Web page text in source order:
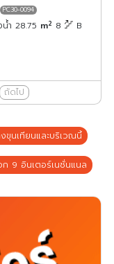
PC30-0094
ำ 28.75 m2 8 B
ถัดไป
ขุนเทียนและบริเวณนี้
ก 9 อินเตอร์เนชั่นแนล